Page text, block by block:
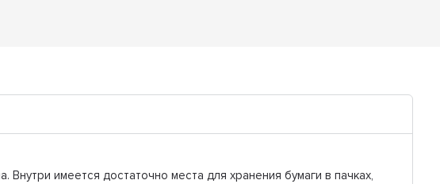
имеется достаточно места для хранения бумаги в пачках,